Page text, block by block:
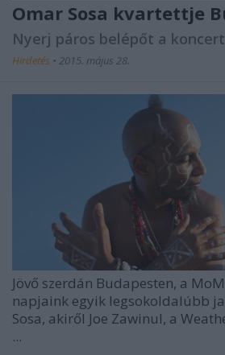
Omar Sosa kvartettje
Nyerj páros belépőt a
Hirdetés • 2015. május 28.
Jövő szerdán Budapesten, a
napjaink egyik legsokoldalúbb
Sosa, akiről Joe Zawinul, a
...